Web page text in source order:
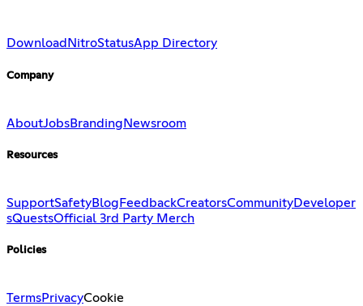
Download NitroStatusApp Directory
Company
AboutJobsBranding Newsroom
Resources
SupportSafetyBlog FeedbackCreatorsCommunityDeveloper
sQuestsOfficial 3rd Party Merch
Policies
TermsPrivacyCookie